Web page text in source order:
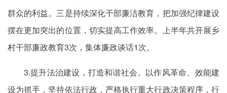
群众的利益。三是持续深化干部廉洁教育，把加强纪律建设
摆在更加突出的位置，切实提高工作效率。上半年共开展乡
村干部廉政教育3次，集体廉政谈话1次。
3.提升法治建设，打造和谐社会。以作风革命、效能建
设为抓手，坚持依法行政，严格执行重大行政决策程序，行